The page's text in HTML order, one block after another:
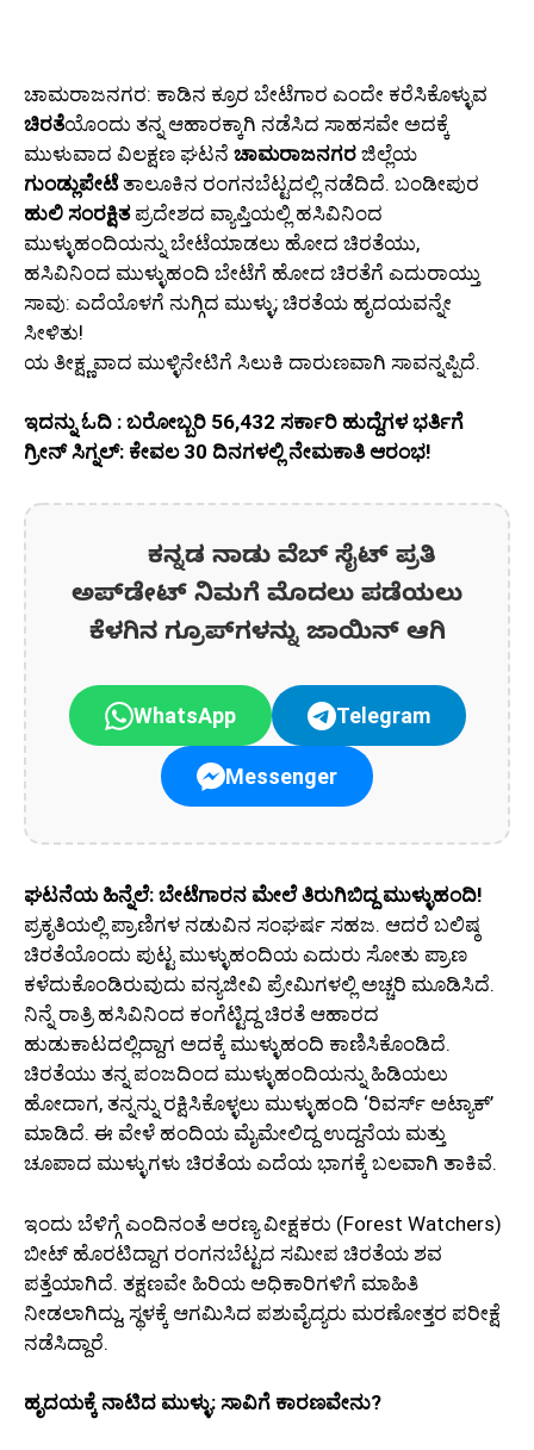
ಚಾಮರಾಜನಗರ: ಕಾಡಿನ ಕ್ರೂರ ಬೇಟೆಗಾರ ಎಂದೇ ಕರೆಸಿಕೊಳ್ಳುವ
ಚಿರತೆಯೊಂದು ತನ್ನ ಆಹಾರಕ್ಕಾಗಿ ನಡೆಸಿದ ಸಾಹಸವೇ ಅದಕ್ಕೆ
ಮುಳುವಾದ ವಿಲಕ್ಷಣ ಘಟನೆ ಚಾಮರಾಜನಗರ ಜಿಲ್ಲೆಯ
ಗುಂಡ್ಲುಪೇಟೆತಾಲೂಕಿನ ರಂಗನಬೆಟ್ಟದಲ್ಲಿ ನಡೆದಿದೆ. ಬಂಡೀಪುರ
ಹುಲಿ ಸಂರಕ್ಷಿತಪ್ರದೇಶದ ವ್ಯಾಪ್ತಿಯಲ್ಲಿ ಹಸಿವಿನಿಂದ
ಮುಳ್ಳುಹಂದಿಯನ್ನು ಬೇಟೆಯಾಡಲು ಹೋದ ಚಿರತೆಯು,
ಹಸಿವಿನಿಂದ ಮುಳ್ಳುಹಂದಿ ಬೇಟೆಗೆ ಹೋದ ಚಿರತೆಗೆ ಎದುರಾಯ್ತು
ಸಾವು: ಎದೆಯೊಳಗೆ ನುಗ್ಗಿದ ಮುಳ್ಳು; ಚಿರತೆಯ ಹೃದಯವನ್ನೇ
ಸೀಳಿತು!
ಯ ತೀಕ್ಷ್ಣವಾದ ಮುಳ್ಳಿನೇಟಿಗೆ ಸಿಲುಕಿ ದಾರುಣವಾಗಿ ಸಾವನ್ನಪ್ಪಿದೆ.
ಇದನ್ನು ಓದಿ : ಬರೋಬ್ಬರಿ 56,432 ಸರ್ಕಾರಿ ಹುದ್ದೆಗಳ ಭರ್ತಿಗೆ
ಗ್ರೀನ್ ಸಿಗ್ನಲ್: ಕೇವಲ 30 ದಿನಗಳಲ್ಲಿ ನೇಮಕಾತಿ ಆರಂಭ!
ಕನ್ನಡ ನಾಡು ವೆಬ್ ಸೈಟ್ ಪ್ರತಿ
ಅಪ್‌ಡೇಟ್‌ ನಿಮಗೆ ಮೊದಲು ಪಡೆಯಲು
ಕೆಳಗಿನ ಗ್ರೂಪ್‌ಗಳನ್ನು ಜಾಯಿನ್ ಆಗಿ
WhatsApp Telegram
Messenger
ಘಟನೆಯ ಹಿನ್ನೆಲೆ: ಬೇಟೆಗಾರನ ಮೇಲೆ ತಿರುಗಿಬಿದ್ದ ಮುಳ್ಳುಹಂದಿ!
ಪ್ರಕೃತಿಯಲ್ಲಿ ಪ್ರಾಣಿಗಳ ನಡುವಿನ ಸಂಘರ್ಷ ಸಹಜ. ಆದರೆ ಬಲಿಷ್ಠ
ಚಿರತೆಯೊಂದು ಪುಟ್ಟ ಮುಳ್ಳುಹಂದಿಯ ಎದುರು ಸೋತು ಪ್ರಾಣ
ಕಳೆದುಕೊಂಡಿರುವುದು ವನ್ಯಜೀವಿ ಪ್ರೇಮಿಗಳಲ್ಲಿ ಅಚ್ಚರಿ ಮೂಡಿಸಿದೆ.
ನಿನ್ನೆ ರಾತ್ರಿ ಹಸಿವಿನಿಂದ ಕಂಗೆಟ್ಟಿದ್ದ ಚಿರತೆ ಆಹಾರದ
ಹುಡುಕಾಟದಲ್ಲಿದ್ದಾಗ ಅದಕ್ಕೆ ಮುಳ್ಳುಹಂದಿ ಕಾಣಿಸಿಕೊಂಡಿದೆ.
ಚಿರತೆಯು ತನ್ನ ಪಂಜದಿಂದ ಮುಳ್ಳುಹಂದಿಯನ್ನು ಹಿಡಿಯಲು
ಹೋದಾಗ, ತನ್ನನ್ನು ರಕ್ಷಿಸಿಕೊಳ್ಳಲು ಮುಳ್ಳುಹಂದಿ ‘ರಿವರ್ಸ್ ಅಟ್ಯಾಕ್’
ಮಾಡಿದೆ. ಈ ವೇಳೆ ಹಂದಿಯ ಮೈಮೇಲಿದ್ದ ಉದ್ದನೆಯ ಮತ್ತು
ಚೂಪಾದ ಮುಳ್ಳುಗಳು ಚಿರತೆಯ ಎದೆಯ ಭಾಗಕ್ಕೆ ಬಲವಾಗಿ ತಾಕಿವೆ.
ಇಂದು ಬೆಳಿಗ್ಗೆ ಎಂದಿನಂತೆ ಅರಣ್ಯ ವೀಕ್ಷಕರು (Forest Watchers)
ಬೀಟ್ ಹೊರಟಿದ್ದಾಗ ರಂಗನಬೆಟ್ಟದ ಸಮೀಪ ಚಿರತೆಯ ಶವ
ಪತ್ತೆಯಾಗಿದೆ. ತಕ್ಷಣವೇ ಹಿರಿಯ ಅಧಿಕಾರಿಗಳಿಗೆ ಮಾಹಿತಿ
ನೀಡಲಾಗಿದ್ದು, ಸ್ಥಳಕ್ಕೆ ಆಗಮಿಸಿದ ಪಶುವೈದ್ಯರು ಮರಣೋತ್ತರ ಪರೀಕ್ಷೆ
ನಡೆಸಿದ್ದಾರೆ.
ಹೃದಯಕ್ಕೆ ನಾಟಿದ ಮುಳ್ಳು: ಸಾವಿಗೆ ಕಾರಣವೇನು?